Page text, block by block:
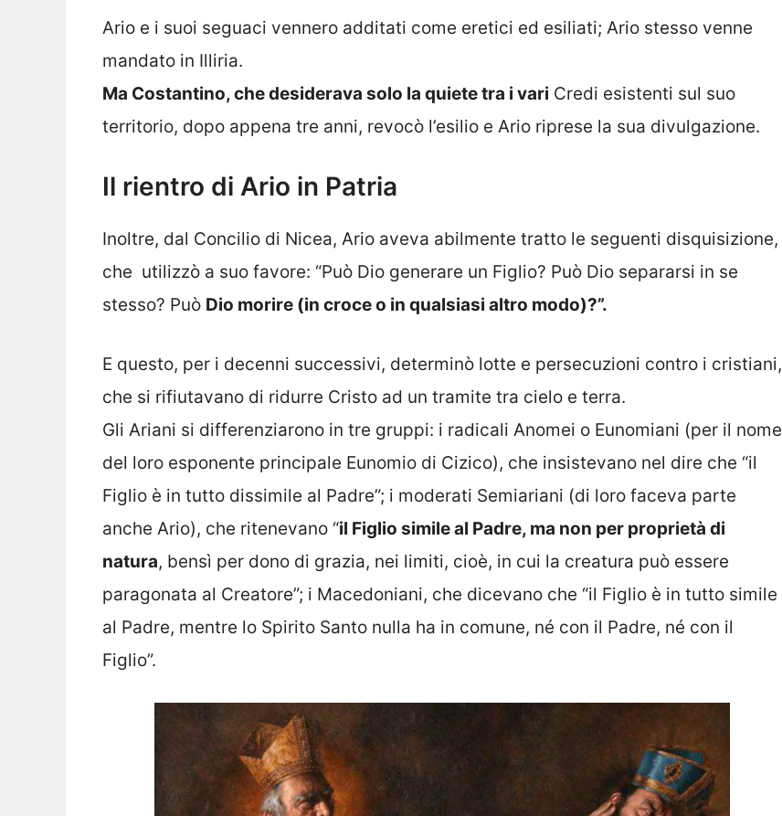
Ario e i suoi seguaci vennero additati come eretici ed esiliati; Ario stesso venne
mandato in Illiria.
Ma Costantino, che desiderava solo la quiete tra i vari Credi esistenti sul suo
territorio, dopo appena tre anni, revocò l’esilio e Ario riprese la sua divulgazione.
Il rientro di Ario in Patria
Inoltre, dal Concilio di Nicea, Ario aveva abilmente tratto le seguenti disquisizione,
che utilizzò a suo favore: “Può Dio generare un Figlio? Può Dio separarsi in se
stesso? Può Dio morire (in croce o in qualsiasi altro modo)?”.
E questo, per i decenni successivi, determinò lotte e persecuzioni contro i cristiani,
che si rifiutavano di ridurre Cristo ad un tramite tra cielo e terra.
Gli Ariani si differenziarono in tre gruppi: i radicali Anomei o Eunomiani (per il nome
del loro esponente principale Eunomio di Cizico), che insistevano nel dire che “il
Figlio è in tutto dissimile al Padre”; i moderati Semiariani (di loro faceva parte
anche Ario), che ritenevano “il Figlio simile al Padre, ma non per proprietà di
natura, bensì per dono di grazia, nei limiti, cioè, in cui la creatura può essere
paragonata al Creatore”; i Macedoniani, che dicevano che “il Figlio è in tutto simile
al Padre, mentre lo Spirito Santo nulla ha in comune, né con il Padre, né con il
Figlio”.